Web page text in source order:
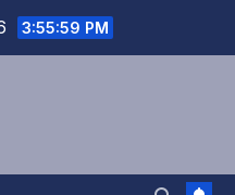
3:55:59 PM